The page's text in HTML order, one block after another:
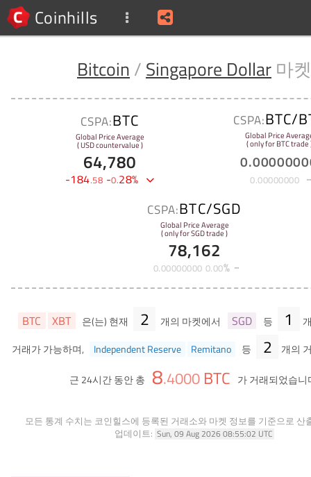
Coinhills
Bitcoin / Singapore Dollar 마켓
CSPA:BTC
Global Price Average
( USD countervalue )
64,780
-184.58 -0.28%
CSPA:BTC/
Global Price
( only for BTC trade
0.
0.00000000
CSPA:BTC/SGD
Global Price Average
( only for SGD trade )
78,162
0.00000000 0.00%
BTC XBT 은(는) 현재 2 개의 마켓에서 SGD 등 1
거래가 가능하며,
Independent Reserve Remitano 등 2 개의
근 24시간 동안 총 8.4000 BTC 가 거래되었습니
모든 통계 수치는 코인힐스에 등록된 거래소와 마켓 정보를 기준으로 산
업데이트: Sun, 09 Aug 2026 08:55:02 UTC